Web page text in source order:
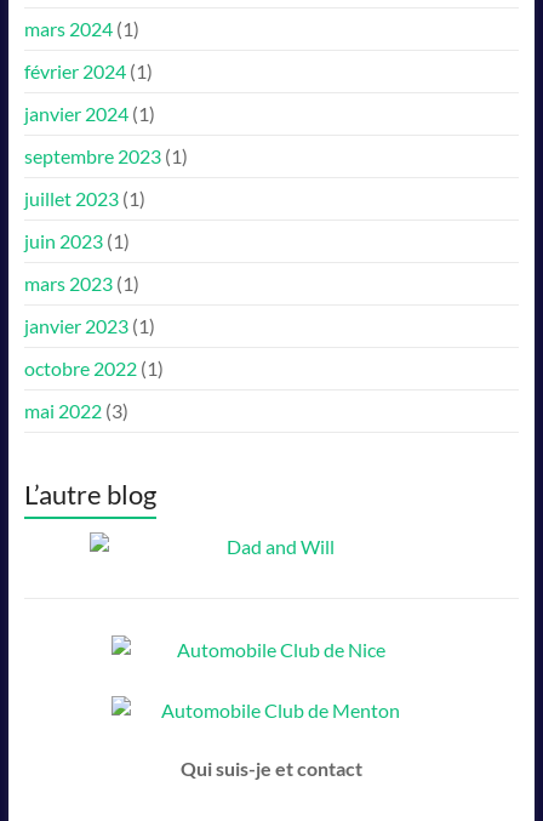
mars 2024(1)
février 2024(1)
janvier 2024(1)
septembre 2023(1)
juillet 2023(1)
juin 2023(1)
mars 2023(1)
janvier 2023(1)
octobre 2022(1)
mai 2022(3)
L’autre blog
Qui suis-je et contact